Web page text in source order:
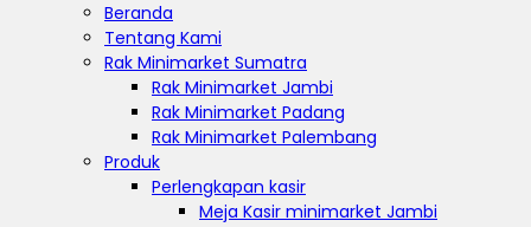
Beranda
Tentang Kami
Rak Minimarket Sumatra
Rak Minimarket Jambi
Rak Minimarket Padang
Rak Minimarket Palembang
Produk
Perlengkapan kasir
Meja Kasir minimarket Jambi